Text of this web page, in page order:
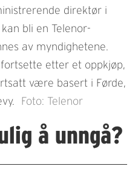
direktør i
bli en Telenor-
av myndighetene.
etter et oppkjøp,
være basert i Førde,
Foto: Telenor
å unngå?